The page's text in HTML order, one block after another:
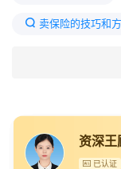
卖保险的技巧和
买保险买哪几种
我想给自己买个
资深王
已认证